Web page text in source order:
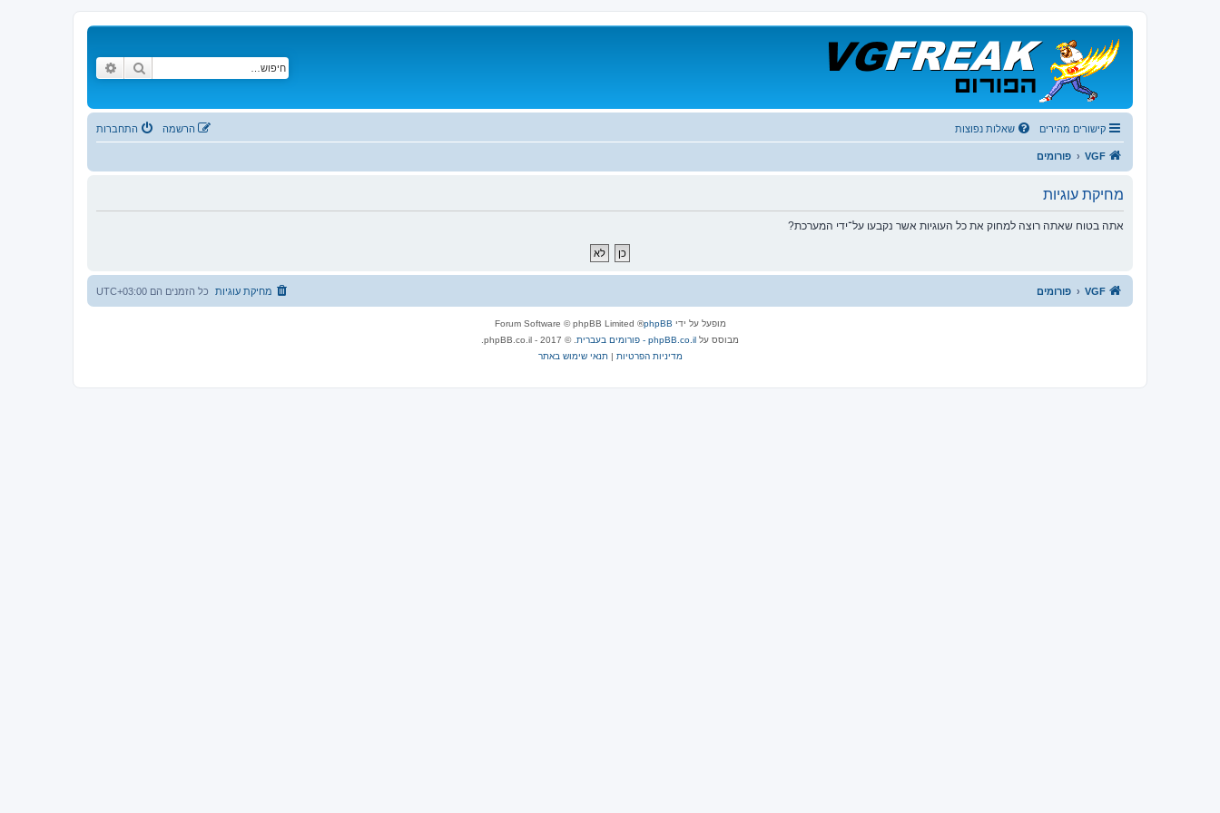
חיפוש
קישורים מהירים שאלות נפוצות התחברות הרשמה
VGF פורומים
מחיקת עוגיות
אתה בטוח שאתה רוצה למחוק את כל העוגיות אשר נקבעו על־ידי המערכת?
VGF פורומים כל הזמנים הם UTC+03:00 מחיקת עוגיות
מופעל על ידי phpBB
® Forum Software © phpBB Limited
מבוסס על phpBB.co.il - פורומים בעברית
. © 2017 - phpBB.co.il.
מדיניות הפרטיות |תנאי שימוש באתר